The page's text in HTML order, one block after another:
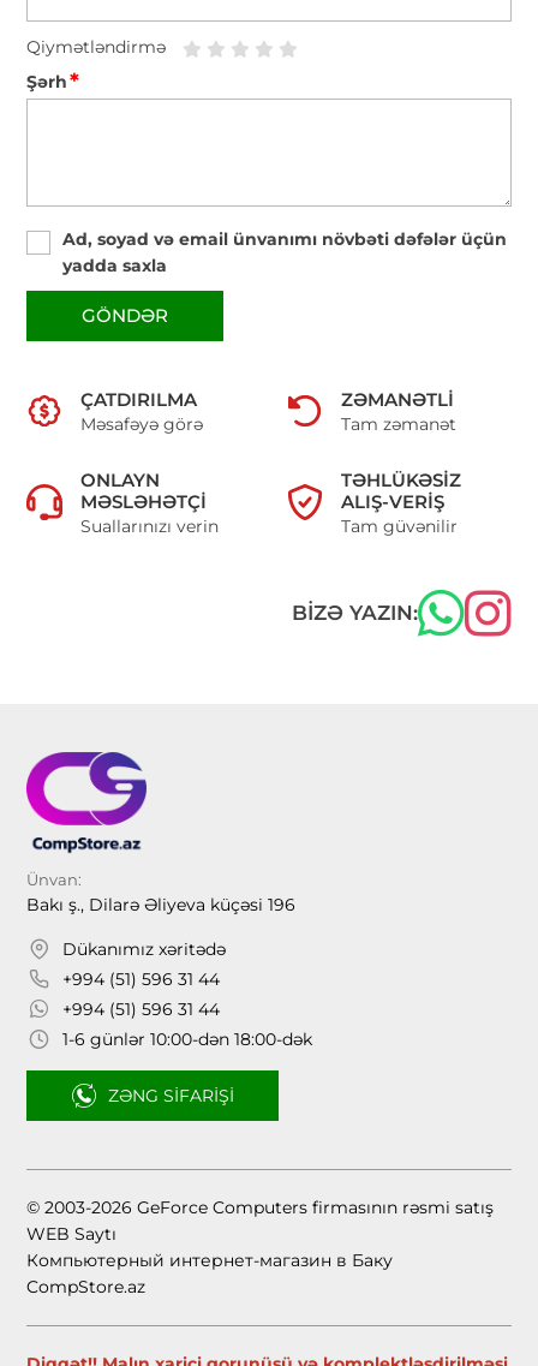
Qiymətləndirmə
Şərh*
Ad, soyad və email ünvanımı növbəti dəfələr üçün
yadda saxla
GÖNDƏR
ÇATDIRILMA
Məsafəyə görə
ZƏMANƏTLI
Tam zəmanət
ONLAYN
MƏSLƏHƏTÇI
Suallarınızı verin
TƏHLÜKƏSIZ
ALIŞ-VERIŞ
Tam güvənilir
BIZƏ YAZIN:
Ünvan:
Bakı ş., Dilarə Əliyeva küçəsi 196
Dükanımız xəritədə
+994 (51) 596 31 44
+994 (51) 596 31 44
1-6 günlər 10:00-dən 18:00-dək
ZƏNG SIFARIŞI
© 2003-2026 GeForce Computers firmasının rəsmi satış
WEB Saytı
Компьютерный интернет-магазин в Баку
CompStore.az